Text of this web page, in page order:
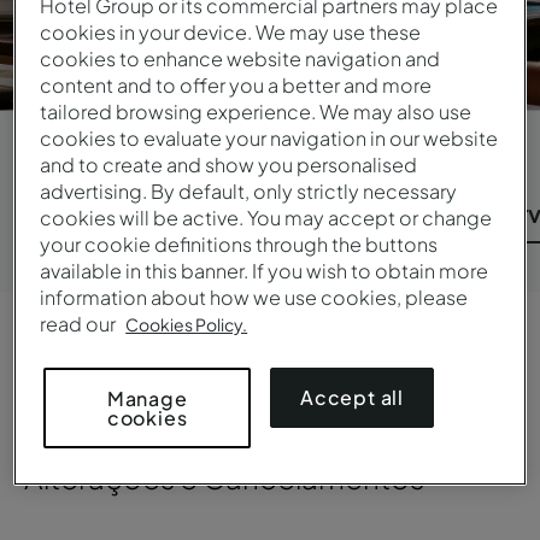
cancelamento, vouchers e muito mais.
Todos os tópicosReservar estadiaGerir
Gerir Reservas
Alterações e Cancelamentos
Hotel Group or its commercial partners may place
cookies in your device. We may use these
cookies to enhance website navigation and
content and to offer you a better and more
tailored browsing experience. We may also use
cookies to evaluate your navigation in our website
and to create and show you personalised
advertising. By default, only strictly necessary
cookies will be active. You may accept or change
your cookie definitions through the buttons
available in this banner. If you wish to obtain more
information about how we use cookies, please
read our Cookies Policy.
Manage
cookies
Accept all